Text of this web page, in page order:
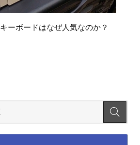
ーボードはなぜ人気なのか？